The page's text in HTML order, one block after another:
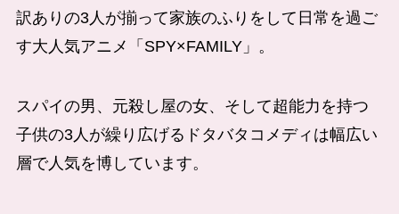
訳ありの3人が揃って家族のふりをして日常を過ご
す大人気アニメ「SPY×FAMILY」。
スパイの男、元殺し屋の女、そして超能力を持つ
子供の3人が繰り広げるドタバタコメディは幅広い
層で人気を博しています。